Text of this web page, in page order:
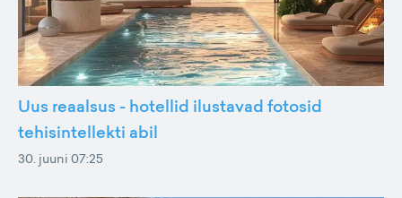
Uus reaalsus - hotellid ilustavad fotosid
tehisintellekti abil
30. juuni 07:25